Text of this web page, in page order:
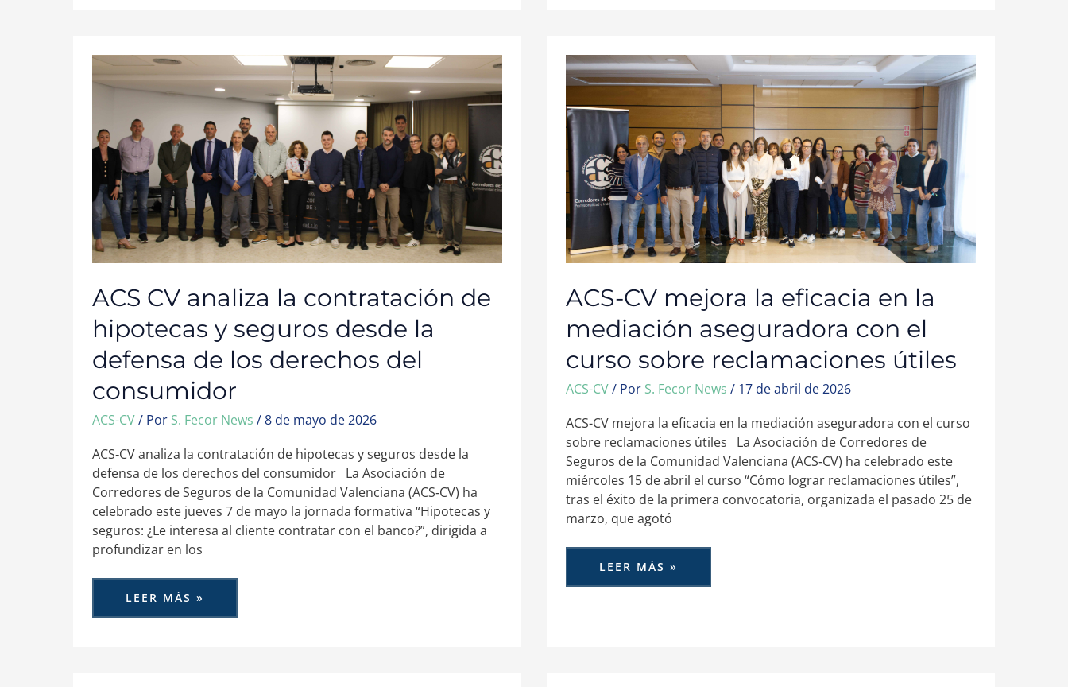
ACS CV analiza la contratación de
hipotecas y seguros desde la
defensa de los derechos del
consumidor
ACS-CV/ Por S. Fecor News /8 de mayo de 2026
ACS‑CV analiza la contratación de hipotecas y seguros desde la
defensa de los derechos del consumidor La Asociación de
Corredores de Seguros de la Comunidad Valenciana (ACS‑CV) ha
celebrado este jueves 7 de mayo la jornada formativa “Hipotecas y
seguros: ¿Le interesa al cliente contratar con el banco?”, dirigida a
profundizar en los
ACS
ANALIZA
LA
CONTRATACIÓN
DE
HIPOTECAS
Y
SEGUROS
DESDE
LA
DEFENSA
DE
LOS
DERECHOS
DEL
CONSUMIDOR
LEER MÁS »
ACS-CV mejora la eficacia en la
mediación aseguradora con el
curso sobre reclamaciones útiles
ACS-CV/ Por S. Fecor News / 17 de abril de 2026
ACS-CV mejora la eficacia en la mediación aseguradora con el curso
sobre reclamaciones útiles La Asociación de Corredores de
Seguros de la Comunidad Valenciana (ACS‑CV) ha celebrado este
miércoles 15 de abril el curso “Cómo lograr reclamaciones útiles”,
tras el éxito de la primera convocatoria, organizada el pasado 25 de
marzo, que agotó
ACS-
CV
MEJORA
EFICACIA
EN
LA
MEDIACIÓN
ASEGURADORA
CON
EL
CURSO
SOBRE
RECLAMACIONES
ÚTILES
LEER MÁS »